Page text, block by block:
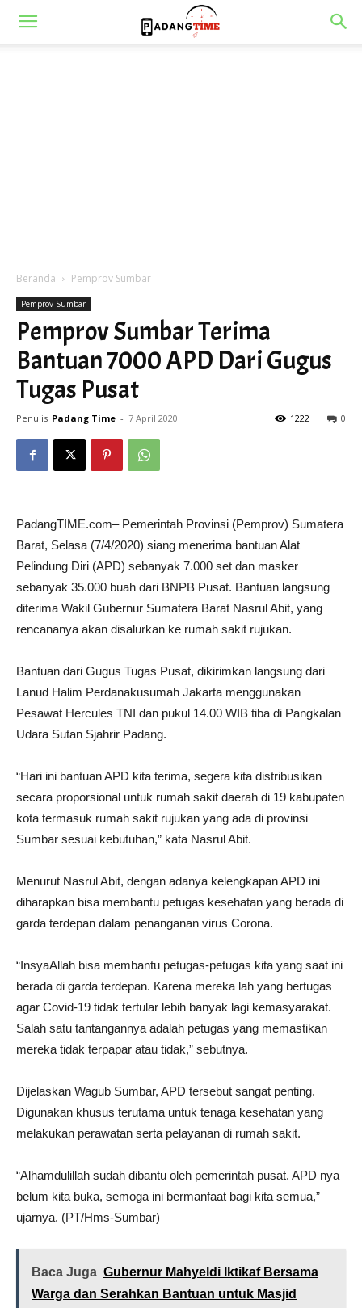
Beranda Pemprov Sumbar
Pemprov Sumbar
Pemprov Sumbar Terima
Bantuan 7000 APD Dari Gugus
Tugas Pusat
Penulis Padang Time - 7 April 2020 0
1222
PadangTIME.com– Pemerintah Provinsi (Pemprov) Sumatera
Barat, Selasa (7/4/2020) siang menerima bantuan Alat
Pelindung Diri (APD) sebanyak 7.000 set dan masker
sebanyak 35.000 buah dari BNPB Pusat. Bantuan langsung
diterima Wakil Gubernur Sumatera Barat Nasrul Abit, yang
rencananya akan disalurkan ke rumah sakit rujukan.
Bantuan dari Gugus Tugas Pusat, dikirimkan langsung dari
Lanud Halim Perdanakusumah Jakarta menggunakan
Pesawat Hercules TNI dan pukul 14.00 WIB tiba di Pangkalan
Udara Sutan Sjahrir Padang.
“Hari ini bantuan APD kita terima, segera kita distribusikan
secara proporsional untuk rumah sakit daerah di 19 kabupaten
kota termasuk rumah sakit rujukan yang ada di provinsi
Sumbar sesuai kebutuhan,” kata Nasrul Abit.
Menurut Nasrul Abit, dengan adanya kelengkapan APD ini
diharapkan bisa membantu petugas kesehatan yang berada di
garda terdepan dalam penanganan virus Corona.
“InsyaAllah bisa membantu petugas-petugas kita yang saat ini
berada di garda terdepan. Karena mereka lah yang bertugas
agar Covid-19 tidak tertular lebih banyak lagi kemasyarakat.
Salah satu tantangannya adalah petugas yang memastikan
mereka tidak terpapar atau tidak,” sebutnya.
Dijelaskan Wagub Sumbar, APD tersebut sangat penting.
Digunakan khusus terutama untuk tenaga kesehatan yang
melakukan perawatan serta pelayanan di rumah sakit.
“Alhamdulillah sudah dibantu oleh pemerintah pusat. APD nya
belum kita buka, semoga ini bermanfaat bagi kita semua,”
ujarnya. (PT/Hms-Sumbar)
Baca Juga Gubernur Mahyeldi Iktikaf Bersama
Warga dan Serahkan Bantuan untuk Masjid